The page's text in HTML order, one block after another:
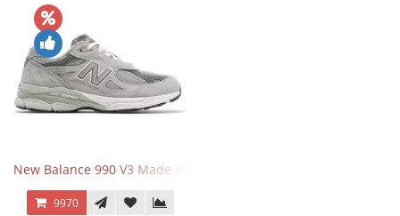
New Balance 990 V3 Made in USA Grey
9970